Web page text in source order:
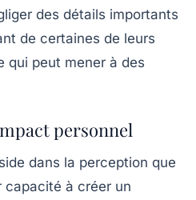
des détails importants
de certaines de leurs
qui peut mener à des
personnel
dans la perception que
capacité à créer un